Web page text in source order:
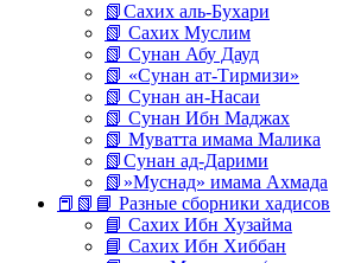
📗Сахих аль-Бухари
📗 Сахих Муслим
📗 Сунан Абу Дауд
📗 «Сунан ат-Тирмизи»
📗 Сунан ан-Насаи
📗 Сунан Ибн Маджах
📗 Муватта имама Малика
📗Сунан ад-Дарими
📗»Муснад» имама Ахмада
📕📗📘 Разные сборники хадисов
📘 Сахих Ибн Хузайма
📘 Сахих Ибн Хиббан